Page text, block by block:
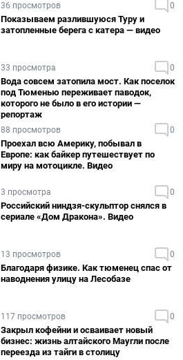
36 просмотров 0
Показываем разлившуюся Туру и
затопленные берега с катера — видео
33 просмотра 0
Вода совсем затопила мост. Как поселок
под Тюменью переживает паводок,
которого не было в его истории —
репортаж
88 просмотров 0
Проехал всю Америку, побывал в
Европе: как байкер путешествует по
миру на мотоцикле. Видео
3 просмотра 0
Российский ниндзя-скульптор снялся в
сериале «Дом Дракона». Видео
13 просмотров 0
Благодаря физике. Как тюменец спас от
наводнения улицу на Лесобазе
117 просмотров 0
Закрыл кофейни и осваивает новый
бизнес: жизнь алтайского Маугли после
переезда из тайги в столицу